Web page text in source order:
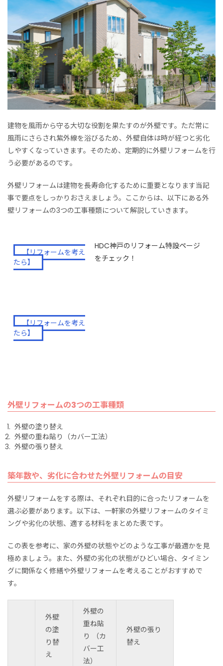
建物を風雨から守る大切な役割を果たすのが外壁です。ただ常に
風雨にさらされ紫外線を浴びるため、外壁自体は時が経つと劣化
しやすくなっていきます。そのため、定期的に外壁リフォームを行
う必要があるのです。
外壁リフォームは建物を長寿命化するために重要となります当記
事で要点をしっかりおさえましょう。ここからは、以下にある外
壁リフォームの3つの工事種類について解説していきます。
【リフォームを考え
たら】
HDC神戸のリフォーム特設ページ
をチェック！
【リフォームを考え
たら】
外壁リフォームの3つの工事種類
外壁の塗り替え
外壁の重ね貼り（カバー工法）
外壁の張り替え
築年数や、劣化に合わせた外壁リフォームの目安
外壁リフォームをする際は、それぞれ目的に合ったリフォームを
選ぶ必要があります。以下は、一軒家の外壁リフォームのタイミ
ングや劣化の状態、適する材料をまとめた表です。
この表を参考に、家の外壁の状態やどのような工事が最適かを見
極めましょう。また、外壁の劣化の状態がひどい場合、タイミン
グに関係なく修繕や外壁リフォームを考えることがおすすめで
す。
外壁
の塗
り替
え
外壁の
重ね貼
り （カ
バー工
法）
外壁の張り
替え